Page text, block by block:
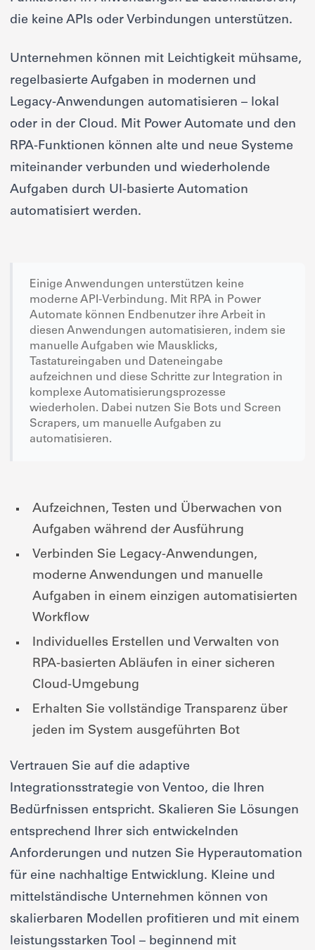
die keine APIs oder Verbindungen unterstützen.
Unternehmen können mit Leichtigkeit mühsame,
regelbasierte Aufgaben in modernen und
Legacy-Anwendungen automatisieren – lokal
oder in der Cloud. Mit Power Automate und den
RPA-Funktionen können alte und neue Systeme
miteinander verbunden und wiederholende
Aufgaben durch UI-basierte Automation
automatisiert werden.
Einige Anwendungen unterstützen keine
moderne API-Verbindung. Mit RPA in Power
Automate können Endbenutzer ihre Arbeit in
diesen Anwendungen automatisieren, indem sie
manuelle Aufgaben wie Mausklicks,
Tastatureingaben und Dateneingabe
aufzeichnen und diese Schritte zur Integration in
komplexe Automatisierungsprozesse
wiederholen. Dabei nutzen Sie Bots und Screen
Scrapers, um manuelle Aufgaben zu
automatisieren.
Aufzeichnen, Testen und Überwachen von
Aufgaben während der Ausführung
Verbinden Sie Legacy-Anwendungen,
moderne Anwendungen und manuelle
Aufgaben in einem einzigen automatisierten
Workflow
Individuelles Erstellen und Verwalten von
RPA-basierten Abläufen in einer sicheren
Cloud-Umgebung
Erhalten Sie vollständige Transparenz über
jeden im System ausgeführten Bot
Vertrauen Sie auf die adaptive
Integrationsstrategie von Ventoo, die Ihren
Bedürfnissen entspricht. Skalieren Sie Lösungen
entsprechend Ihrer sich entwickelnden
Anforderungen und nutzen Sie Hyperautomation
für eine nachhaltige Entwicklung. Kleine und
mittelständische Unternehmen können von
skalierbaren Modellen profitieren und mit einem
leistungsstarken Tool – beginnend mit